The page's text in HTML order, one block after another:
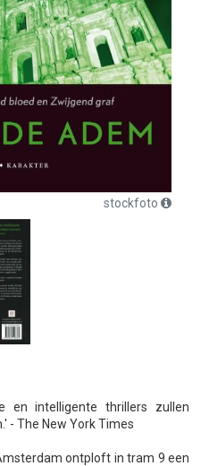
stockfoto
en intelligente thrillers zullen
- The New York Times
ontploft in tram 9 een